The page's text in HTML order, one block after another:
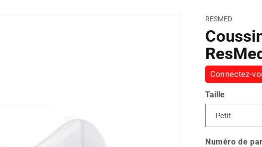
RESMED
Connectez-
Taille
Numéro de